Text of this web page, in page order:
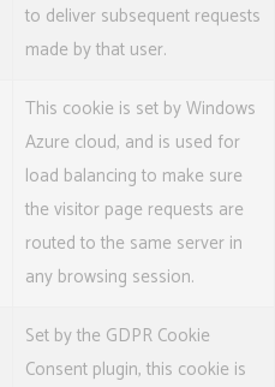
to deliver subsequent requests
made by that user.
This cookie is set by Windows
Azure cloud, and is used for
load balancing to make sure
the visitor page requests are
routed to the same server in
any browsing session.
Set by the GDPR Cookie
Consent plugin, this cookie is